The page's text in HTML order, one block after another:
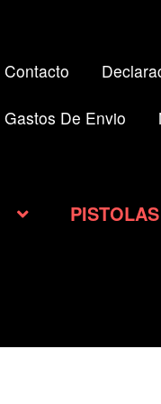
Contacto
Gastos De Envio
PISTOLAS